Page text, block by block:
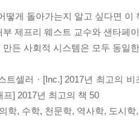
떻게 돌아가는지 알고 싶다면 이
부 제프리 웨스트 교수와 샌타페
든 사회적 시스템은 모두 동일
트셀러 · [Inc.] 2017년 최고의
프] 2017년 최고의 책 50
학, 수학, 천문학, 역사학, 도시